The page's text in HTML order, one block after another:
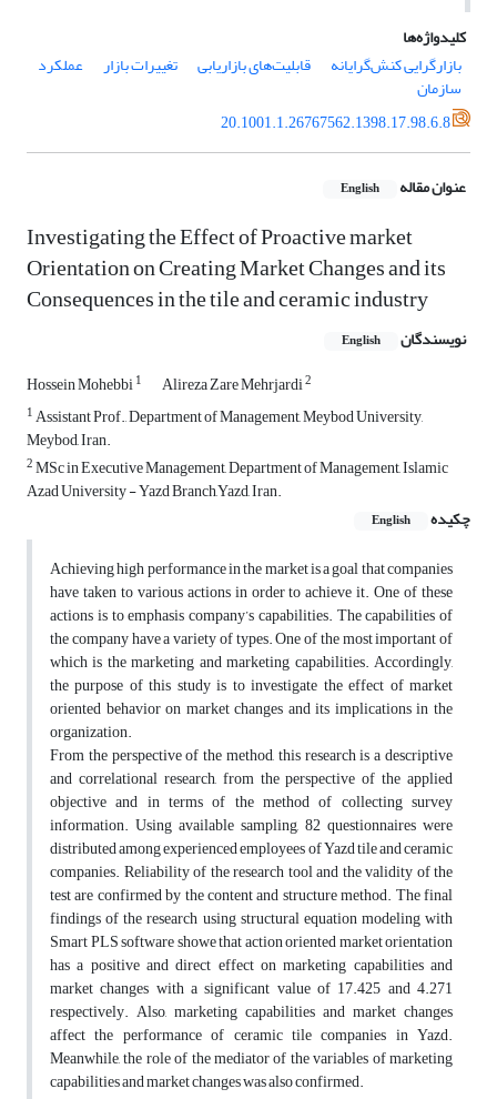
کلیدواژه‌ها
بازارگرایی کنش‌گرایانه
قابلیت‌های بازاریابی تغییرات بازار عملکرد
سازمان
20.1001.1.26767562.1398.17.98.6.8
عنوان مقاله English
Investigating the Effect of Proactive market
Orientation on Creating Market Changes and its
Consequences in the tile and ceramic industry
نویسندگان English
Hossein Mohebbi1 Alireza Zare Mehrjardi2
1Assistant Prof., Department of Management, Meybod University,
Meybod, Iran.
2MSc in Executive Management, Department of Management, Islamic
Azad University - Yazd Branch,Yazd, Iran.
چکیده
English
Achieving high performance in the market is a goal that companies
have taken to various actions in order to achieve it. One of these
actions is to emphasis company’s capabilities. The capabilities of
the company have a variety of types. One of the most important of
which is the marketing and marketing capabilities. Accordingly,
the purpose of this study is to investigate the effect of market
oriented behavior on market changes and its implications in the
organization.
From the perspective of the method, this research is a descriptive
and correlational research, from the perspective of the applied
objective and in terms of the method of collecting survey
information. Using available sampling, 82 questionnaires were
distributed among experienced employees of Yazd tile and ceramic
companies. Reliability of the research tool and the validity of the
test are confirmed by the content and structure method. The final
findings of the research using structural equation modeling with
Smart PLS software showe that action oriented market orientation
has a positive and direct effect on marketing capabilities and
market changes with a significant value of 17.425 and 4.271
respectively. Also, marketing capabilities and market changes
affect the performance of ceramic tile companies in Yazd.
Meanwhile, the role of the mediator of the variables of marketing
capabilities and market changes was also confirmed.